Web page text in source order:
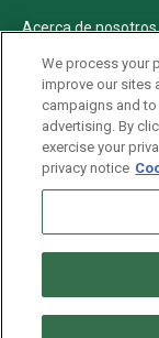
Acerca de nosotros
Politica de
Pautas Editoriales
AdChoices
Advertise with us
Newsletters
We process your
improve our sites
campaigns and
advertising. By
exercise your
privacy notice